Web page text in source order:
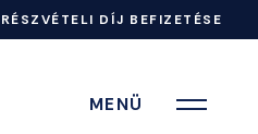
RÉSZVÉTELI DÍJ BEFIZETÉSE
MENÜ